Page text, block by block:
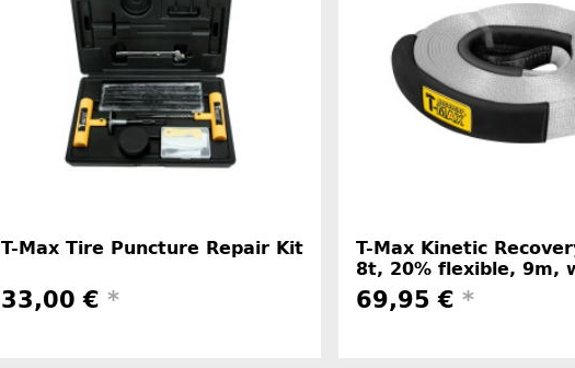
T-Max Tire Puncture Repair Kit
33,00 € *
T-Max Kinetic
8t, 20% flexible, 9m,
69,95 € *